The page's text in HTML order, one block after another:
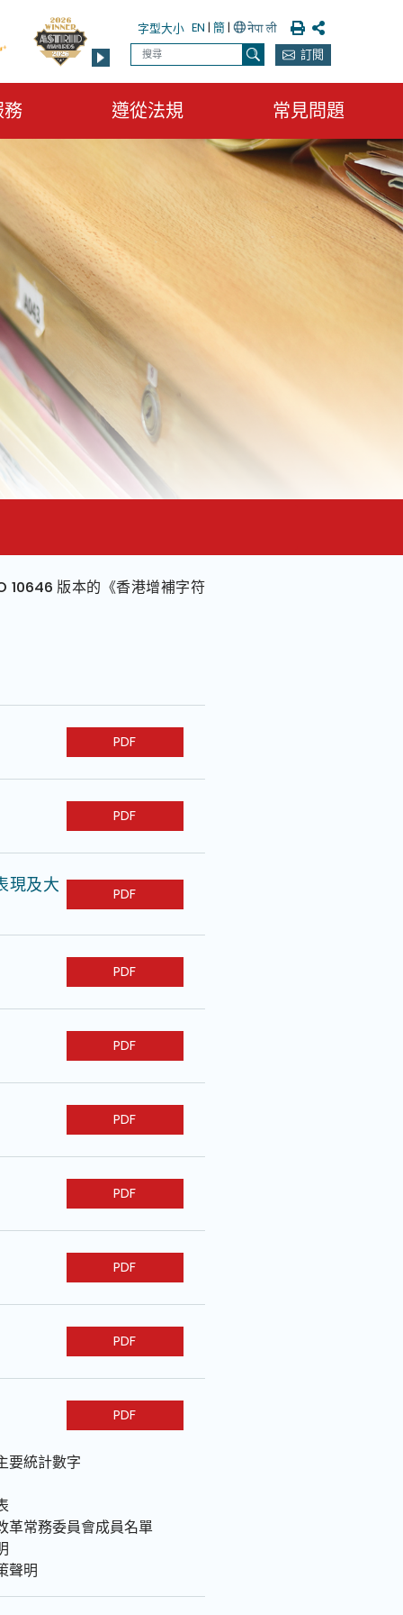
字型大小 EN | 簡| 列印 分享
搜尋
搜尋 訂閱
務 遵從法規 常見問題
10646 版本的《香港增補字符
PDF
PDF
現及大
PDF
PDF
PDF
PDF
PDF
PDF
PDF
PDF
要統計數字
革常務委員會成員名單
聲明